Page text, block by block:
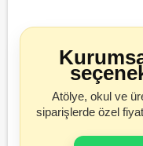
Atölye, okul ve
siparişlerde özel